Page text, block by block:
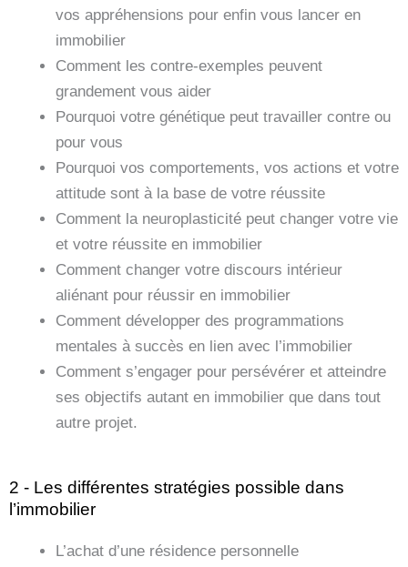
vos appréhensions pour enfin vous lancer en
immobilier
Comment les contre-exemples peuvent
grandement vous aider
Pourquoi votre génétique peut travailler contre ou
pour vous
Pourquoi vos comportements, vos actions et votre
attitude sont à la base de votre réussite
Comment la neuroplasticité peut changer votre vie
et votre réussite en immobilier
Comment changer votre discours intérieur
aliénant pour réussir en immobilier
Comment développer des programmations
mentales à succès en lien avec l’immobilier
Comment s’engager pour persévérer et atteindre
ses objectifs autant en immobilier que dans tout
autre projet.
2 - Les différentes stratégies possible dans
l’immobilier
L’achat d’une résidence personnelle